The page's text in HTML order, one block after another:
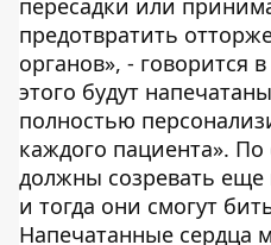
пересадки или
предотвратить
органов», - говорится
этого будут
полностью
каждого пациента».
должны созревать еще
и тогда они смогут
Напечатанные сердца